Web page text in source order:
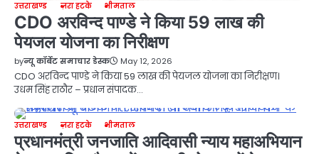
उत्तराखण्ड ज़रा हटके भीमताल
CDO अरविन्द पाण्डे ने किया 59 लाख की
पेयजल योजना का निरीक्षण
byन्यू कॉर्बेट समाचार डेस्क May 12, 2026
CDO अरविन्द पाण्डे ने किया 59 लाख की पेयजल योजना का निरीक्षण।
उधम सिंह राठौर – प्रधान संपादक…
उत्तराखण्ड ज़रा हटके भीमताल
प्रधानमंत्री जनजाति आदिवासी न्याय महाअभियान